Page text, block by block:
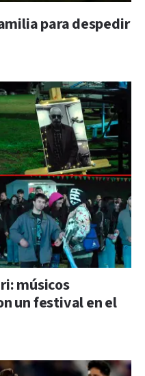
para despedir
músicos
un festival en el